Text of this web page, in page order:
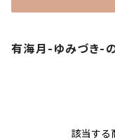
有海月-ゆみづき-
該当する